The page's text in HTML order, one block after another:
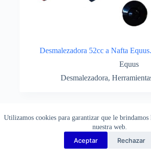
Utilizamos cookies para garantizar que le
nuestra web.
Aceptar Rechazar
Desmalezadora 52cc a Nafta
Equus
Desmalezadora,
¡Consulte por descuentos!